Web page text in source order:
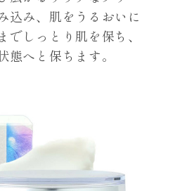
込み、肌をうるおいに
しっとり肌を保ち、
へと保ちます。